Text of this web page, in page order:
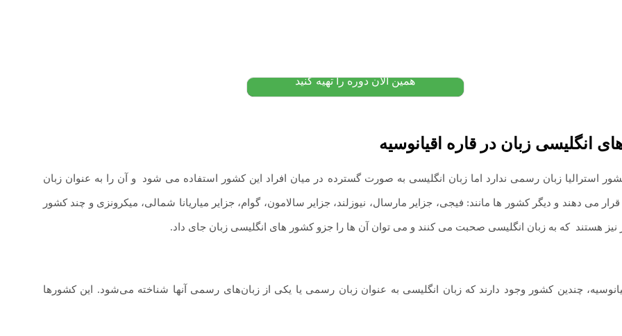
همین الان دوره را تهیه کنید
انگلیسی زبان در قاره اقیانوسیه
استرالیا زبان رسمی ندارد اما زبان انگلیسی به صورت گسترده در میان افراد این کشور استفاده می شود و آن را به عنوان زبان
می دهند و دیگر کشور ها مانند: فیجی، جزایر مارسال، نیوزلند، جزایر سالامون، گوام، جزایر میاریانا شمالی، میکرونزی و چند کشور
هستند که به زبان انگلیسی صحبت می کنند و می توان آن ها را جزو کشور های انگلیسی زبان جای داد.
چندین کشور وجود دارند که زبان انگلیسی به عنوان زبان رسمی یا یکی از زبان‌های رسمی آنها شناخته می‌شود. این کشورها